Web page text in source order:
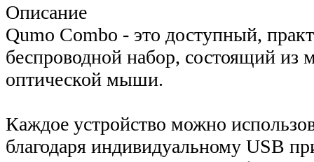
Описание
Qumo Combo - это доступный,
беспроводной набор, состоящий из
оптической мыши.
Каждое устройство можно
благодаря индивидуальному USB